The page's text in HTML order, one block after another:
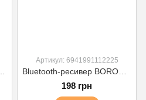
Артикул: 6941991112225
198 грн